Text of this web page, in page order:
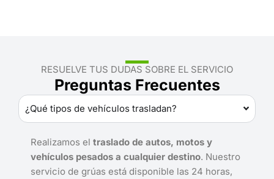
RESUELVE TUS DUDAS SOBRE EL SERVICIO
Preguntas Frecuentes
¿Qué tipos de vehículos trasladan?
Realizamos el traslado de autos, motos y
vehículos pesados a cualquier destino. Nuestro
servicio de grúas está disponible las 24 horas,